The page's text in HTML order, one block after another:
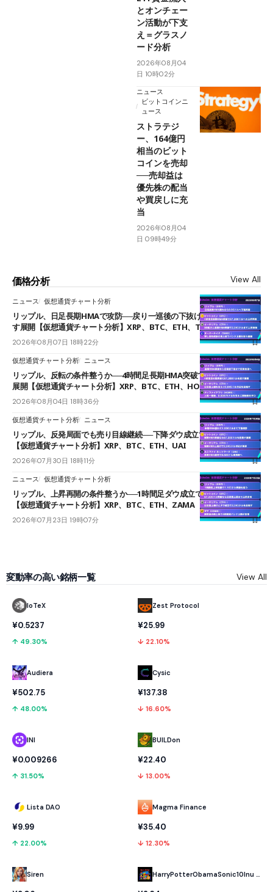
とオンチェー
ン活動が下支
え＝グラスノ
ード分析
2026年08月04
日 10時02分
ニュース
ビットコインニ
ュース
ストラテジ
ー、164億円
相当のビット
コインを売却
──売却益は
優先株の配当
や買戻しに充
当
2026年08月04
日 09時49分
価格分析 View All
ニュース 仮想通貨チャート分析
リップル、日足長期HMAで攻防──戻り一巡後の下抜けで0.95ドルを試
す展開【仮想通貨チャート分析】XRP、BTC、ETH、TAKE
2026年08月07日 18時22分
仮想通貨チャート分析 ニュース
リップル、反転の条件整うか──4時間足長期HMA突破で雲下端を目指す
展開【仮想通貨チャート分析】XRP、BTC、ETH、HOME
2026年08月04日 18時36分
仮想通貨チャート分析 ニュース
リップル、反発局面でも売り目線継続──下降ダウ成立で下値追う展開
【仮想通貨チャート分析】XRP、BTC、ETH、UAI
2026年07月30日 18時11分
ニュース 仮想通貨チャート分析
リップル、上昇再開の条件整うか──1時間足ダウ成立で1.185ドルを狙う
【仮想通貨チャート分析】XRP、BTC、ETH、ZAMA
2026年07月23日 19時07分
変動率の高い銘柄一覧 View All
IoTeX
¥0.5237
↑ 49.30%
Audiera
¥502.75
↑ 48.00%
INI
¥0.009266
↑ 31.50%
Lista DAO
¥9.99
↑ 22.00%
Siren
Zest Protocol
¥25.99
↓ 22.10%
Cysic
¥137.38
↓ 16.60%
BUILDon
¥22.40
↓ 13.00%
Magma Finance
¥35.40
↓ 12.30%
HarryPotterObamaSonic10Inu (ETH)